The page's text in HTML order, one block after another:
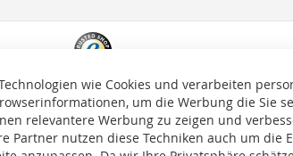
wie Cookies und verarbeiten
um die Werbung die Sie
relevantere Werbung zu zeigen und
Partner nutzen diese Techniken auch um die